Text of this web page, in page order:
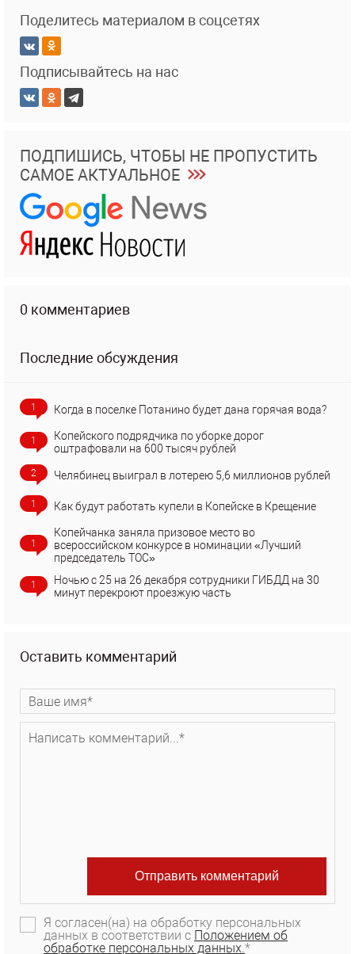
Поделитесь материалом в соцсетях
Подписывайтесь на нас
ПОДПИШИСЬ, ЧТОБЫ НЕ ПРОПУСТИТЬ
САМОЕ АКТУАЛЬНОЕ
0 комментариев
Последние обсуждения
1 Когда в поселке Потанино будет дана горячая вода?
1
Копейского подрядчика по уборке дорог
оштрафовали на 600 тысяч рублей
2 Челябинец выиграл в лотерею 5,6 миллионов рублей
1 Как будут работать купели в Копейске в Крещение
1
Копейчанка заняла призовое место во
всероссийском конкурсе в номинации «Лучший
председатель ТОС»
1
Ночью с 25 на 26 декабря сотрудники ГИБДД на 30
минут перекроют проезжую часть
Оставить комментарий
Я согласен(на) на обработку персональных
данных в соответствии с Положением об
обработке персональных данных.*